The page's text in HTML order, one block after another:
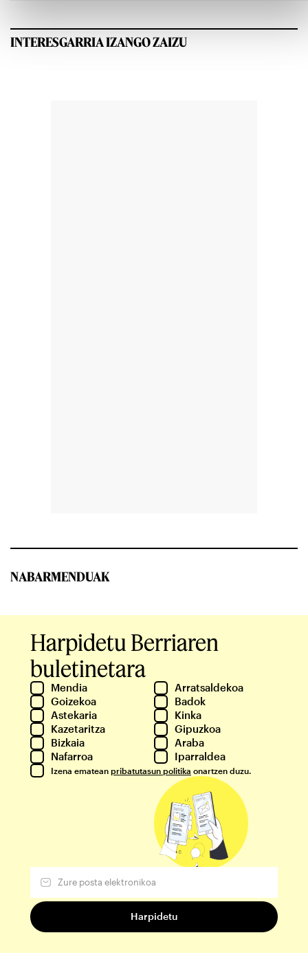
INTERESGARRIA IZANGO ZAIZU
NABARMENDUAK
Harpidetu Berriaren
buletinetara
Mendia
Arratsaldekoa
Goizekoa
Badok
Astekaria
Kinka
Kazetaritza
Gipuzkoa
Bizkaia
Araba
Nafarroa
Iparraldea
Izena ematean pribatutasun politika onartzen duzu.